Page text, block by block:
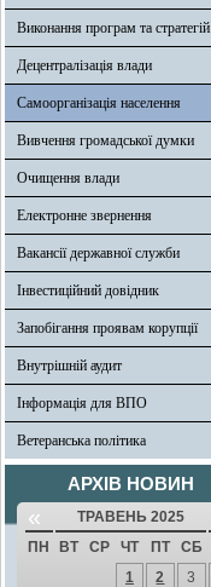
Виконання програм та стратегій
Децентралізація влади
Самоорганізація населення
Вивчення громадської думки
Очищення влади
Електронне звернення
Вакансії державної служби
Інвестиційний довідник
Запобігання проявам корупції
Внутрішній аудит
Інформація для ВПО
Ветеранська політика
АРХІВ НОВИН
« ТРАВЕНЬ 2025
ПН ВТ СР ЧТ ПТ СБ
1
2 3